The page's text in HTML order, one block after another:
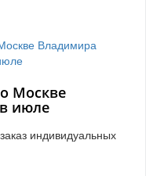
Москве
июле
индивидуальных